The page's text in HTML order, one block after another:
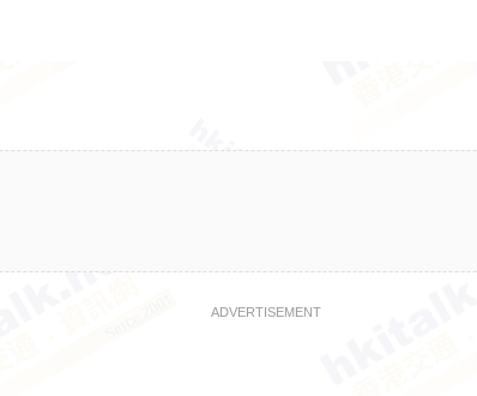
ADVERTISEMENT